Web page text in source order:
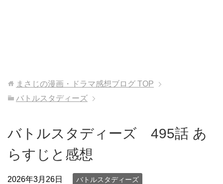
まさじの漫画・ドラマ感想ブログ TOP
バトルスタディーズ
バトルスタディーズ 495話 あ
らすじと感想
2026年3月26日 バトルスタディーズ